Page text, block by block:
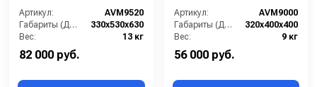
Артикул:
AVM9520
Габариты (ДхШхВ):
330x530x630
Вес:
13 кг
82 000 руб.
Артикул:
AVM9000
Габариты (ДхШхВ):
320x400x400
Вес:
9 кг
56 000 руб.